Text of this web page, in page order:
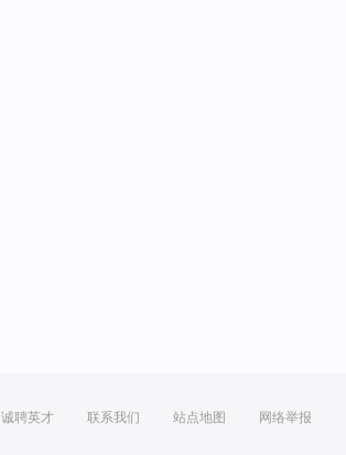
诚聘英才 联系我们 站点地图 网络举报